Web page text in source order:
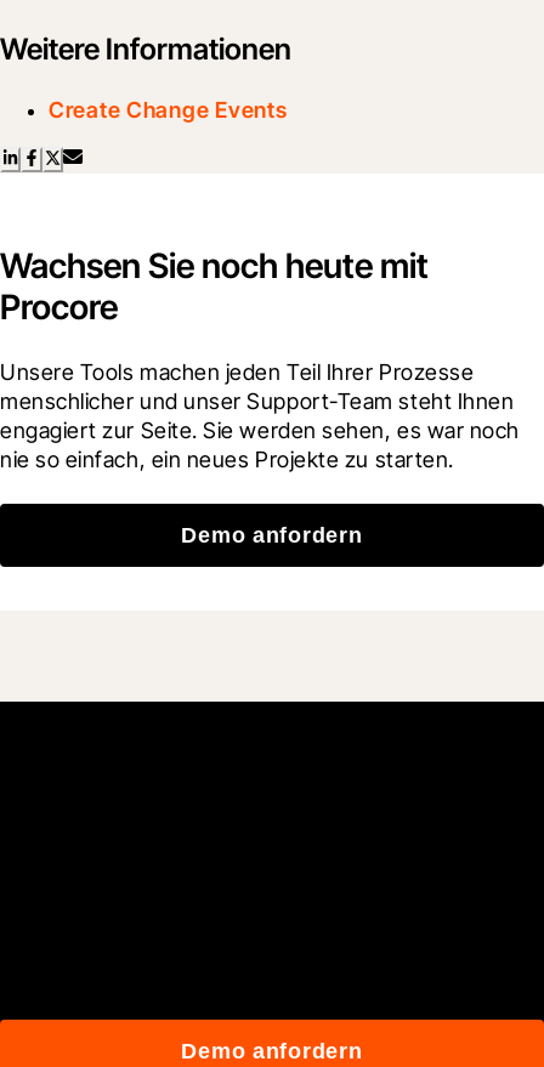
Weitere Informationen
Create Change Events
Wachsen Sie noch heute mit
Procore
Unsere Tools machen jeden Teil Ihrer Prozesse
menschlicher und unser Support-Team steht Ihnen
engagiert zur Seite. Sie werden sehen, es war noch
nie so einfach, ein neues Projekte zu starten.
Demo anfordern
Demo anfordern